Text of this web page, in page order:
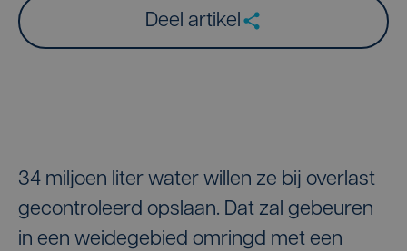
Deel artikel
34 miljoen liter water willen ze bij overlast
gecontroleerd opslaan. Dat zal gebeuren
in een weidegebied omringd met een